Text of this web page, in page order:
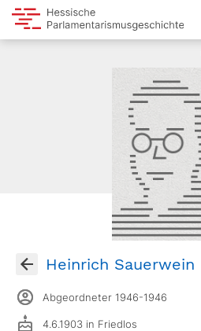
Heinrich Sauerwein
Abgeordneter 1946-1946
4.6.1903 in Friedlos